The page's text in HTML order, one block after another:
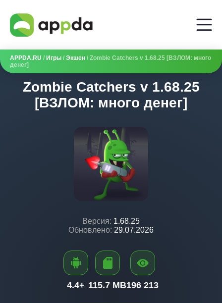
APPDA.RU / Игры / Экшен / Zombie Catchers v 1.68.25 [ВЗЛОМ: много
денег]
Zombie Catchers v 1.68.25
[ВЗЛОМ: много денег]
Версия: 1.68.25
Обновлено: 29.07.2026
4.4+ 115.7 MB196 213